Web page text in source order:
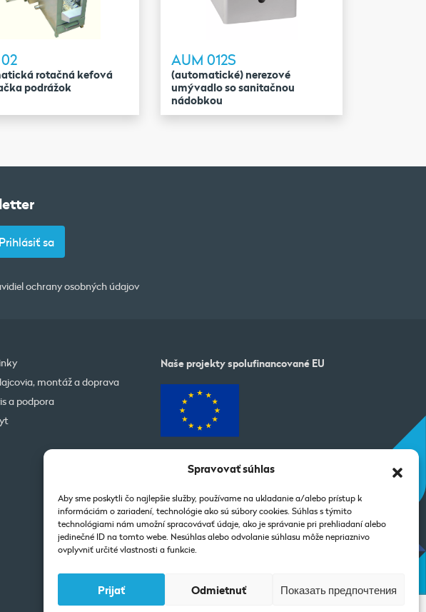
Spravovať súhlas
Aby sme poskytli čo najlepšie služby, používame na ukladanie a/alebo prístup k
informáciám o zariadení, technológie ako sú súbory cookies. Súhlas s týmito
technológiami nám umožní spracovávať údaje, ako je správanie pri prehliadaní alebo
jedinečné ID na tomto webe. Nesúhlas alebo odvolanie súhlasu môže nepriaznivo
ovplyvniť určité vlastnosti a funkcie.
Prijať Odmietnuť Показать предпочтения
rotačná kefová
podrážok
AUM 012S
(automatické) nerezové
umývadlo so sanitačnou
nádobkou
ochrany osobných údajov
montáž a doprava
a podpora
Naše projekty spolufinancované EU